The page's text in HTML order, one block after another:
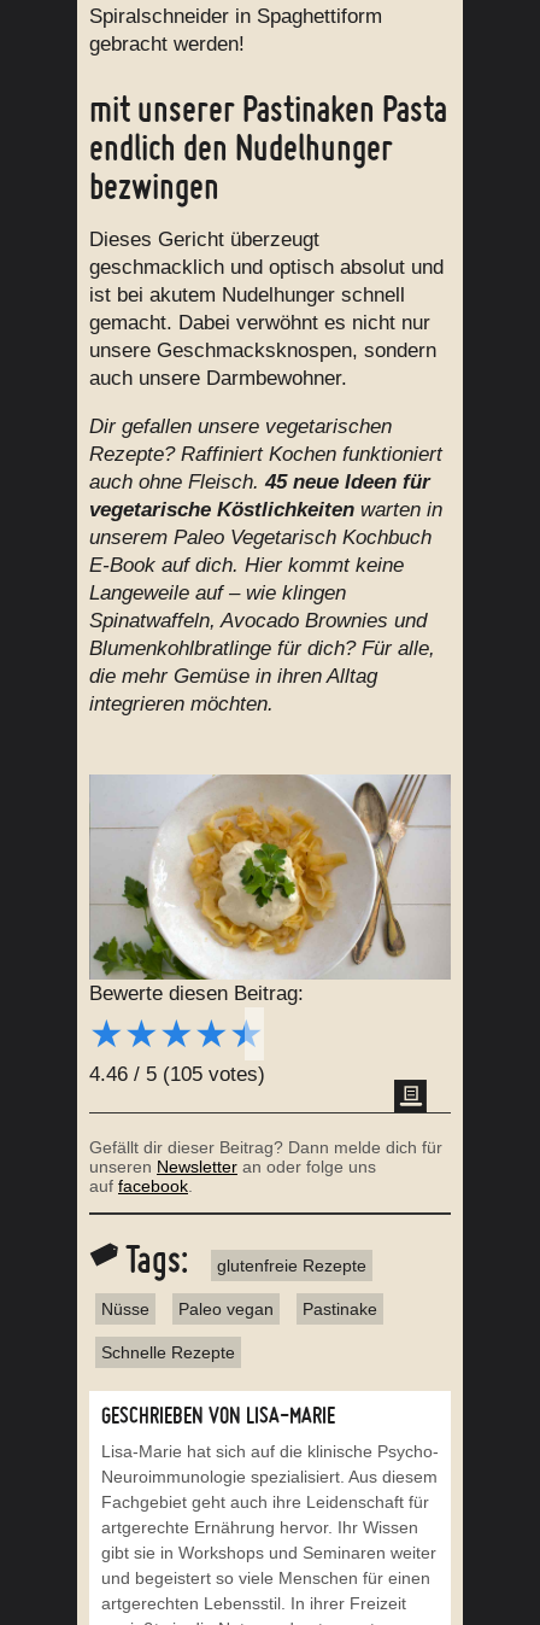
Bewerte diesen Beitrag:
★★★★★
4.46 / 5 (105 votes)
Spiralschneider in Spaghettiform
gebracht werden!
mit unserer Pastinaken Pasta
endlich den Nudelhunger
bezwingen
Dieses Gericht überzeugt
geschmacklich und optisch absolut und
ist bei akutem Nudelhunger schnell
gemacht. Dabei verwöhnt es nicht nur
unsere Geschmacksknospen, sondern
auch unsere Darmbewohner.
Dir gefallen unsere vegetarischen
Rezepte? Raffiniert Kochen funktioniert
auch ohne Fleisch.45 neue Ideen für
vegetarische Köstlichkeiten warten in
unserem Paleo Vegetarisch Kochbuch
E-Book auf dich. Hier kommt keine
Langeweile auf – wie klingen
Spinatwaffeln, Avocado Brownies und
Blumenkohlbratlinge für dich? Für alle,
die mehr Gemüse in ihren Alltag
integrieren möchten.
Gefällt dir dieser Beitrag? Dann melde dich für
unseren Newsletter an oder folge uns
auf facebook
Tags: glutenfreie Rezepte
Nüsse Paleo vegan Pastinake
Schnelle Rezepte
GESCHRIEBEN VON LISA-MARIE
Lisa-Marie hat sich auf die klinische Psycho-
Neuroimmunologie spezialisiert. Aus diesem
Fachgebiet geht auch ihre Leidenschaft für
artgerechte Ernährung hervor. Ihr Wissen
gibt sie in Workshops und Seminaren weiter
und begeistert so viele Menschen für einen
artgerechten Lebensstil. In ihrer Freizeit